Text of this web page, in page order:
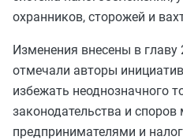
охранников, сторожей и
Изменения внесены в
отмечали авторы
избежать неоднозначного
законодательства и
предпринимателями и